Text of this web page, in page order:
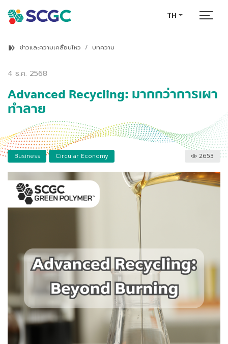
TH
ข่าวและความเคลื่อนไหว บทความ
4 ธ.ค. 2568
Advanced Recycling: มากกว่าการเผา
ทำลาย
Business Circular Economy 2653